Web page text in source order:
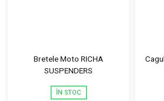
Bretele Moto RICHA
SUSPENDERS
ÎN STOC